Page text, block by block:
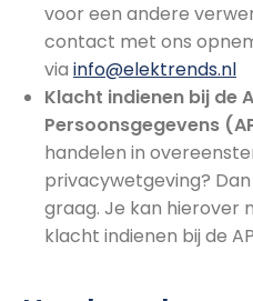
voor een andere
contact met ons
via info@elektrends.nl
Klacht indienen bij de
Persoonsgegevens
handelen in
privacywetgeving?
graag. Je kan hierover
klacht indienen bij de